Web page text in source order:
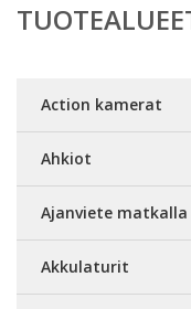
Action kamerat
Ahkiot
Ajanviete matkalla
Akkulaturit